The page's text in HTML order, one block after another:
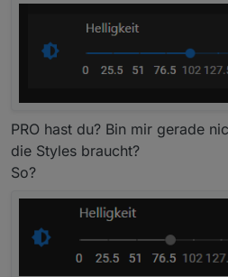
PRO hast du? Bin mir gerade
die Styles braucht?
So?